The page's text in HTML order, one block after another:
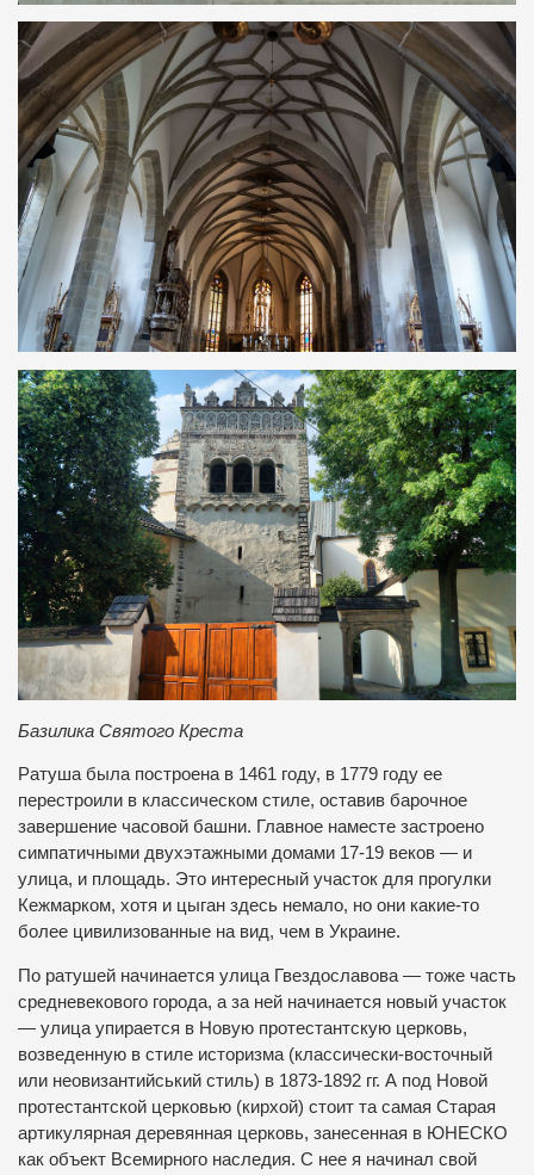
Базилика Святого Креста
Ратуша была построена в 1461 году, в 1779 году ее
перестроили в классическом стиле, оставив барочное
завершение часовой башни. Главное наместе застроено
симпатичными двухэтажными домами 17-19 веков — и
улица, и площадь. Это интересный участок для прогулки
Кежмарком, хотя и цыган здесь немало, но они какие-то
более цивилизованные на вид, чем в Украине.
По ратушей начинается улица Гвездославова — тоже часть
средневекового города, а за ней начинается новый участок
— улица упирается в Новую протестантскую церковь,
возведенную в стиле историзма (классически-восточный
или неовизантийський стиль) в 1873-1892 гг. А под Новой
протестантской церковью (кирхой) стоит та самая Старая
артикулярная деревянная церковь, занесенная в ЮНЕСКО
как объект Всемирного наследия. С нее я начинал свой